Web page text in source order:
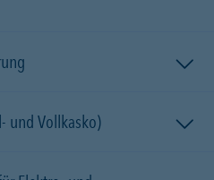
und Vollkasko)